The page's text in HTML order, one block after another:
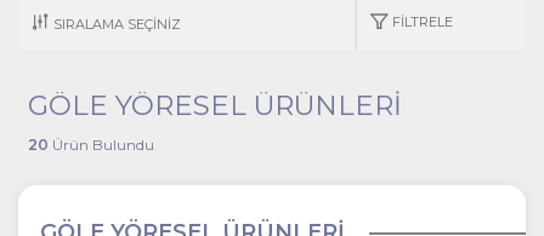
FILTRELE
GÖLE YÖRESEL ÜRÜNLERİ
20 Ürün Bulundu